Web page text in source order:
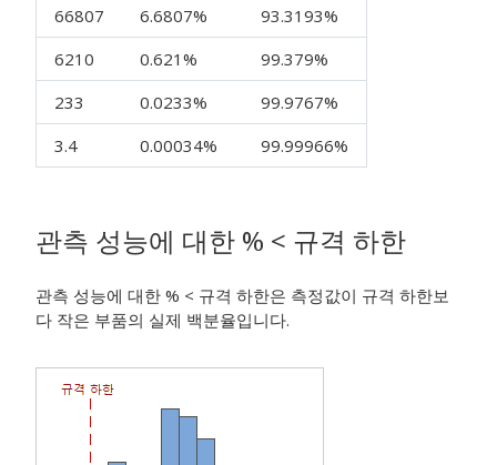
66807 6.6807%
93.3193%
6210
0.621%
99.379%
233
0.0233%
99.9767%
3.4
0.00034% 99.99966%
관측 성능에 대한 % < 규격 하한
관측 성능에 대한 % < 규격 하한은 측정값이 규격 하한보
다 작은 부품의 실제 백분율입니다.